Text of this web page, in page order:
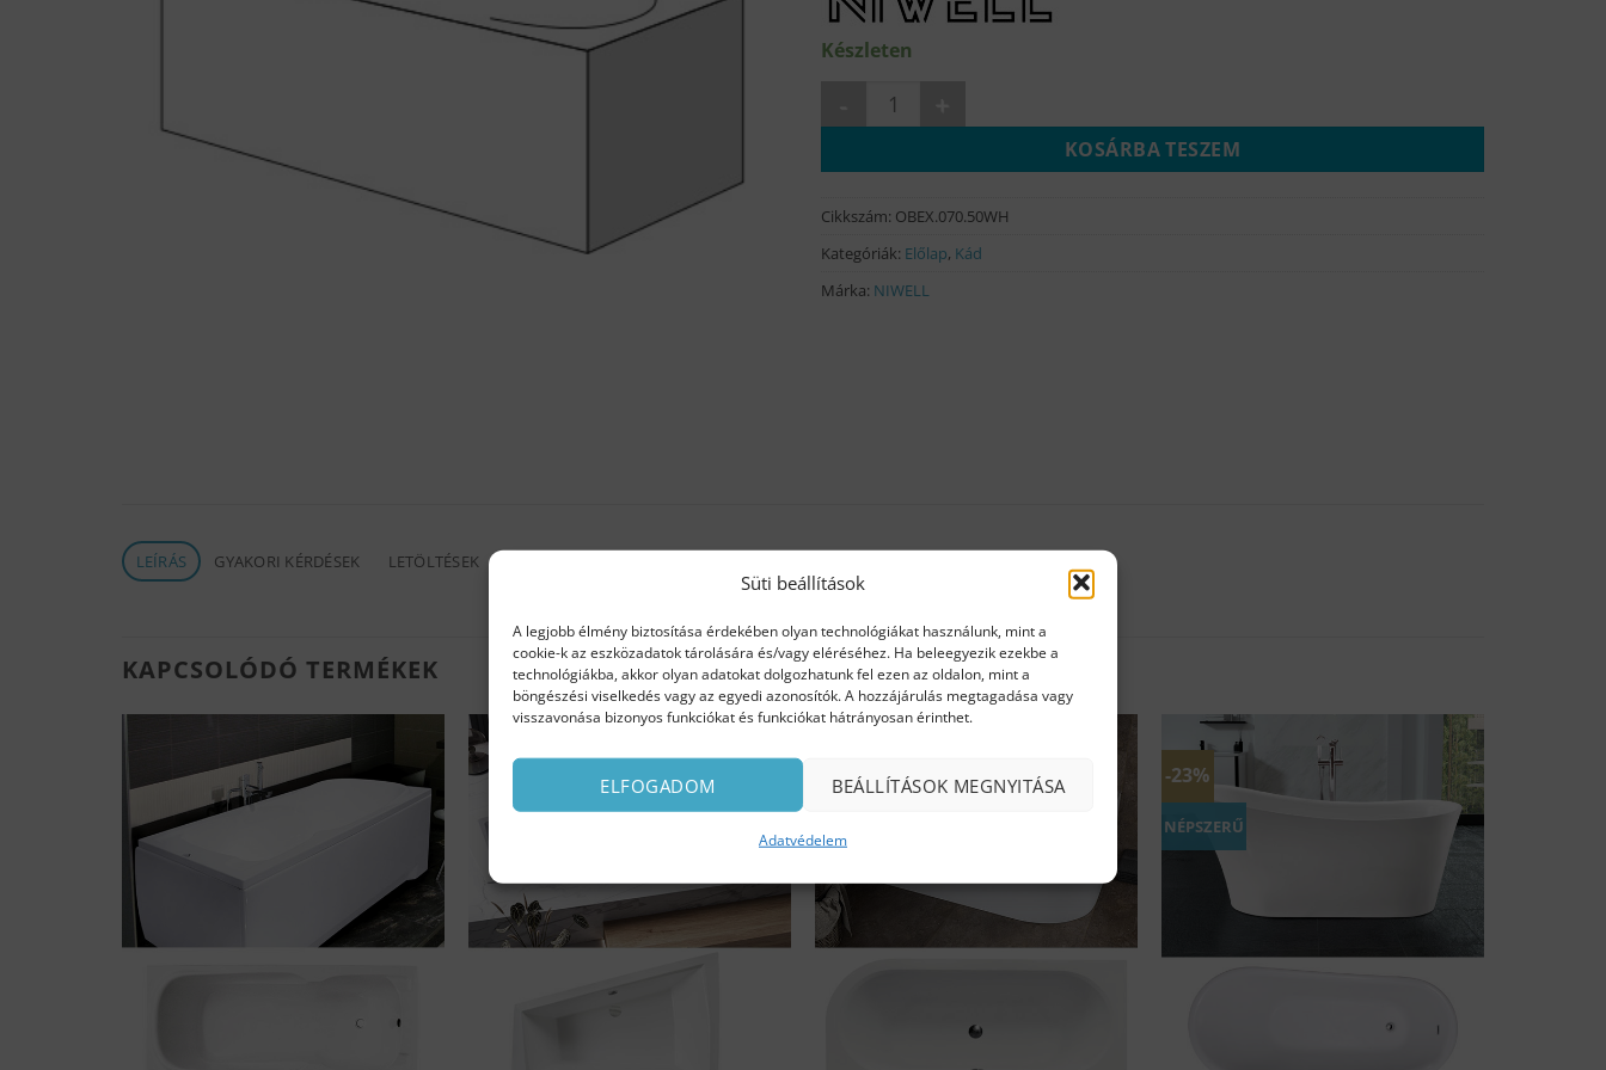
Süti beállítások
A legjobb élmény biztosítása érdekében olyan technológiákat használunk, mint a
cookie-k az eszközadatok tárolására és/vagy eléréséhez. Ha beleegyezik ezekbe a
technológiákba, akkor olyan adatokat dolgozhatunk fel ezen az oldalon, mint a
böngészési viselkedés vagy az egyedi azonosítók. A hozzájárulás megtagadása vagy
visszavonása bizonyos funkciókat és funkciókat hátrányosan érinthet.
ELFOGADOM BEÁLLÍTÁSOK MEGNYITÁSA
Adatvédelem
Készleten
Egyenes kád oldallap 70 (POLI, SOFI 100, WAVE 120-130) mennyiség
KOSÁRBA TESZEM
Cikkszám: OBEX.070.50WH
Kategóriák: Előlap, Kád
Márka: NIWELL
LEÍRÁS GYAKORI KÉRDÉSEK LETÖLTÉSEK
KAPCSOLÓDÓ TERMÉKEK
-23%
NÉPSZERŰ